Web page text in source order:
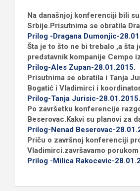
Na današnjoj konferenciji bili
Srbije.Prisutnima se obratila
Prilog -Dragana Dumonjic-
Šta je to što ne bi trebalo ,a šta
predstavnik kompanije Cempo
Prilog-Ales Zupan-28.01.2015.
Prisutnima se obratila i Tanja
Bogatić i Vladimirci i
Prilog-Tanja Jurisic-28.01.2015.
Po završetku konferencije
Beserovac.Kakvi su planovi za
Prilog-Nenad Beserovac-
Priču o završnoj konferenciji
Vladimirci.završavamo
Prilog -Milica Rakocevic-